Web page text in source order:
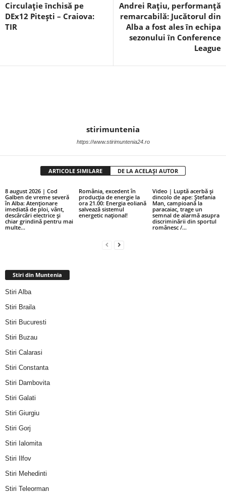
Circulație închisă pe
DEx12 Pitești – Craiova:
TIR
Andrei Rațiu, performanță
remarcabilă: Jucătorul din
Alba a fost ales în echipa
sezonului în Conference
League
stirimuntenia
https://www.stirimuntenia24.ro
ARTICOLE SIMILARE DE LA ACELAȘI AUTOR
8 august 2026 | Cod
Galben de vreme severă
în Alba: Atenționare
imediată de ploi, vânt,
descărcări electrice și
chiar grindină pentru mai
multe...
România, excedent în
producția de energie la
ora 21.00: Energia eoliană
salvează sistemul
energetic național!
Video | Luptă acerbă și
dincolo de ape: Ștefania
Man, campioană la
paracaiac, trage un
semnal de alarmă asupra
discriminării din sportul
românesc /...
Stiri din Muntenia
Stiri Alba
Stiri Braila
Stiri Bucuresti
Stiri Buzau
Stiri Calarasi
Stiri Constanta
Stiri Dambovita
Stiri Galati
Stiri Giurgiu
Stiri Gorj
Stiri Ialomita
Stiri Ilfov
Stiri Mehedinti
Stiri Teleorman